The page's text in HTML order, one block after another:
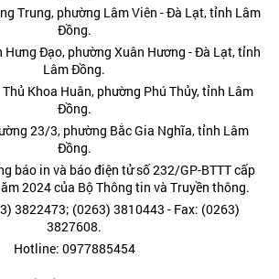
Trung, phường Lâm Viên - Đà Lạt, tỉnh Lâm
Đồng.
Hưng Đạo, phường Xuân Hương - Đà Lạt, tỉnh
Lâm Đồng.
Khoa Huân, phường Phú Thủy, tỉnh Lâm
Đồng.
23/3, phường Bắc Gia Nghĩa, tỉnh Lâm
Đồng.
báo in và báo điện tử số 232/GP-BTTT cấp
2024 của Bộ Thông tin và Truyền thông.
3822473; (0263) 3810443 - Fax: (0263)
3827608.
Hotline: 0977885454